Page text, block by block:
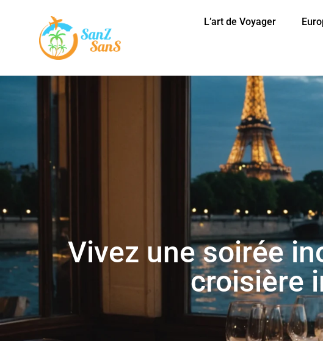
L’art de Voyager
Vivez une soirée
croisière